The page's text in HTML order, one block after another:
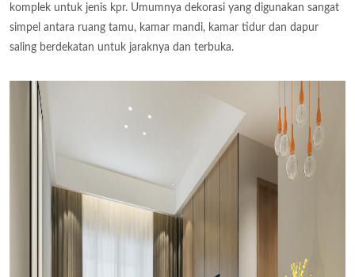
komplek untuk jenis kpr. Umumnya dekorasi yang digunakan sangat
simpel antara ruang tamu, kamar mandi, kamar tidur dan dapur
saling berdekatan untuk jaraknya dan terbuka.